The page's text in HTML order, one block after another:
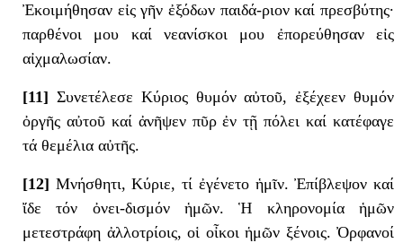
Ἐκοιμήθησαν εἰς γῆν ἐξόδων παιδά-ριον καί πρεσβύτης·
παρθένοι μου καί νεανίσκοι μου ἐπορεύθησαν εἰς
αἰχμαλωσίαν.
[11] Συνετέλεσε Κύριος θυμόν αὐτοῦ, ἐξέχεεν θυμόν
ὀργῆς αὐτοῦ καί ἀνῆψεν πῦρ ἐν τῇ πόλει καί κατέφαγε
τά θεμέλια αὐτῆς.
[12] Μνήσθητι, Κύριε, τί ἐγένετο ἡμῖν. Ἐπίβλεψον καί
ἴδε τόν ὀνει-δισμόν ἡμῶν. Ἡ κληρονομία ἡμῶν
μετεστράφη ἀλλοτρίοις, οἱ οἶκοι ἡμῶν ξένοις. Ὀρφανοί